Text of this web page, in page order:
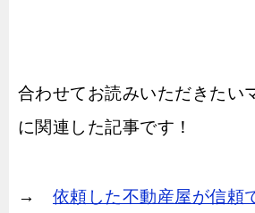
合わせてお読みいただきたい
に関連した記事です！
→ 依頼した不動産屋が信頼